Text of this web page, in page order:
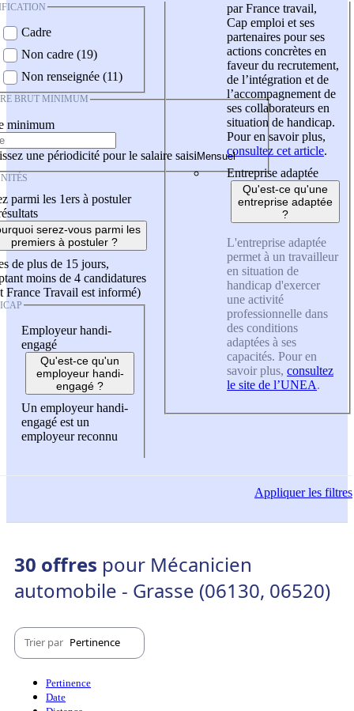
Cadre
Non cadre (19)
Non renseignée (11)
BRUT MINIMUM
minimum
une périodicité pour le salaire saisi
parmi les 1ers à postuler
serez-vous parmi les
premiers à postuler ?
de plus de 15 jours,
moins de 4 candidatures
France Travail est informé)
Employeur handi-
engagé
Qu'est-ce qu'un
employeur handi-
engagé ?
Un employeur handi-
engagé est un
employeur reconnu
par France travail,
Cap emploi et ses
partenaires pour ses
actions concrètes en
faveur du recrutement,
de l’intégration et de
l’accompagnement de
ses collaborateurs en
situation de handicap.
Pour en savoir plus,
consultez cet article.
Entreprise adaptée
Qu'est-ce qu'une
entreprise adaptée
?
L'entreprise adaptée
permet à un travailleur
en situation de
handicap d'exercer
une activité
professionnelle dans
des conditions
adaptées à ses
capacités. Pour en
savoir plus, consultez
le site de l’UNEA.
Appliquerles filtres
30 offres pour Mécanicien
automobile - Grasse (06130, 06520)
Trier par Pertinence
Pertinence
Date